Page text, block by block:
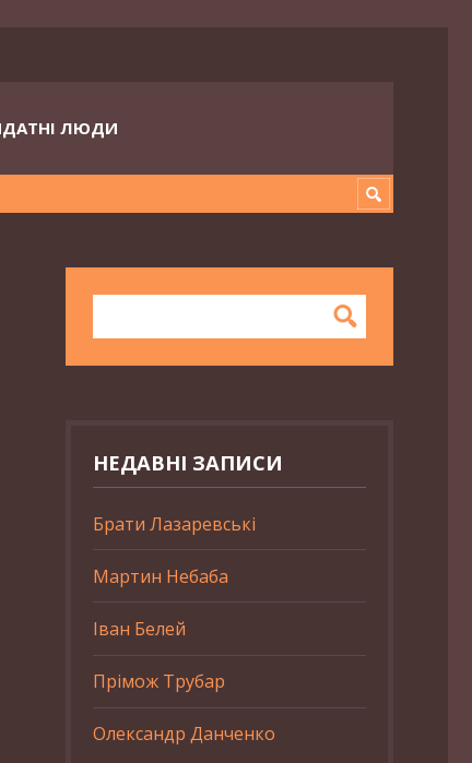
ЛЮДИ
НЕДАВНІ ЗАПИСИ
Брати Лазаревські
Мартин Небаба
Іван Белей
Прімож Трубар
Олександр Данченко